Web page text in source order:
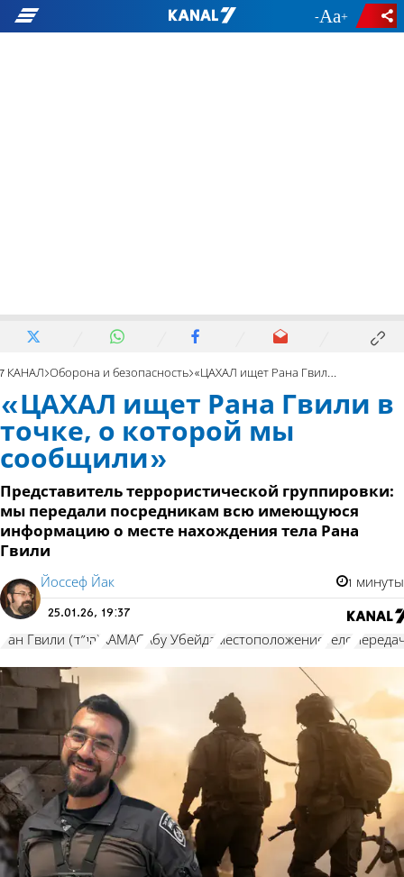
- +
7 КАНАЛ Оборона и безопасность «ЦАХАЛ ищет Рана Гвили в точке, о которой мы сообщили»
«ЦАХАЛ ищет Рана Гвили в
точке, о которой мы
сообщили»
Представитель террористической группировки:
мы передали посредникам всю имеющуюся
информацию о месте нахождения тела Рана
Гвили
Йоссеф Йак 1 минуты
25.01.26, 19:37
Ран Гвили (הי"ד) ХАМАС Абу Убейда местоположение тело